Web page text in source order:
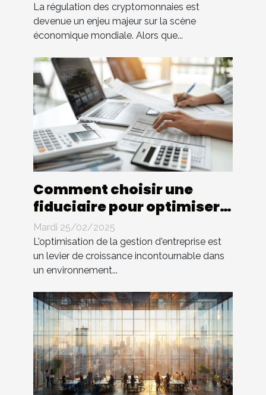
La régulation des cryptomonnaies est
devenue un enjeu majeur sur la scène
économique mondiale. Alors que...
Comment choisir une
fiduciaire pour optimiser
la gestion d'entreprise
Mardi 25/02/2025
L'optimisation de la gestion d'entreprise est
un levier de croissance incontournable dans
un environnement...